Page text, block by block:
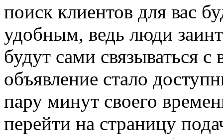
поиск клиентов для вас
удобным, ведь люди
будут сами связываться
объявление стало
пару минут своего
перейти на страницу